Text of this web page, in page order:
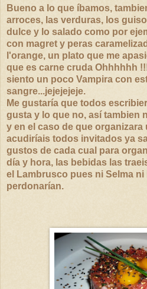
Bueno a lo que íbamos,
arroces, las verduras, los
dulce y lo salado como por
con magret y peras
l'orange, un plato que me
que es carne cruda Ohhhhhh
siento un poco Vampira con
sangre...jejejejeje.
Me gustaría que todos
gusta y lo que no, así tambien
y en el caso de que
acudiríais todos invitados ya
gustos de cada cual para
día y hora, las bebidas las
el Lambrusco pues ni Selma ni
perdonarían.